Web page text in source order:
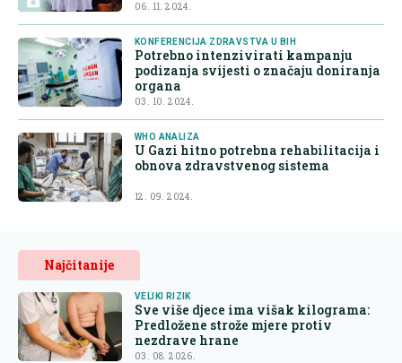
06. 11. 2024.
KONFERENCIJA ZDRAVSTVA U BIH
Potrebno intenzivirati kampanju
podizanja svijesti o značaju doniranja
organa
03. 10. 2024.
WHO ANALIZA
U Gazi hitno potrebna rehabilitacija i
obnova zdravstvenog sistema
12. 09. 2024.
Najčitanije
VELIKI RIZIK
Sve više djece ima višak kilograma:
Predložene strože mjere protiv
nezdrave hrane
03. 08. 2026.